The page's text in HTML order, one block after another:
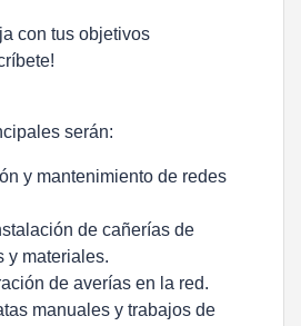
con tus objetivos
serán:
y mantenimiento de redes
de cañerías de
y materiales.
de averías en la red.
manuales y trabajos de